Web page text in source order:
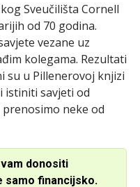
Sveučilišta Cornell
od 70 godina.
vezane uz
kolegama. Rezultati
su u Pillenerovoj knjizi
istiniti savjeti od
prenosimo neke od
donositi
samo financijsko.